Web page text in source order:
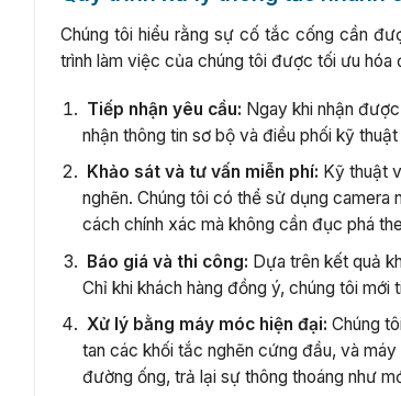
Chúng tôi hiểu rằng sự cố tắc cống cần
trình làm việc của chúng tôi được tối ưu
Tiếp nhận yêu cầu: Ngay khi nhận
nhận thông tin sơ bộ và điều phối kỹ
Khảo sát và tư vấn miễn phí: Kỹ thuật
nghẽn. Chúng tôi có thể sử dụng camera
cách chính xác mà không cần đục phá
Báo giá và thi công: Dựa trên kết quả
Chỉ khi khách hàng đồng ý, chúng tôi mới
Xử lý bằng máy móc hiện đại: Chúng
tan các khối tắc nghẽn cứng đầu, và
đường ống, trả lại sự thông thoáng như